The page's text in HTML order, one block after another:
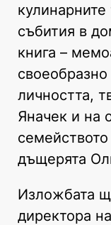
събития в
книга –
личността,
Яначек и на
дъщерята
Изложбата
директора